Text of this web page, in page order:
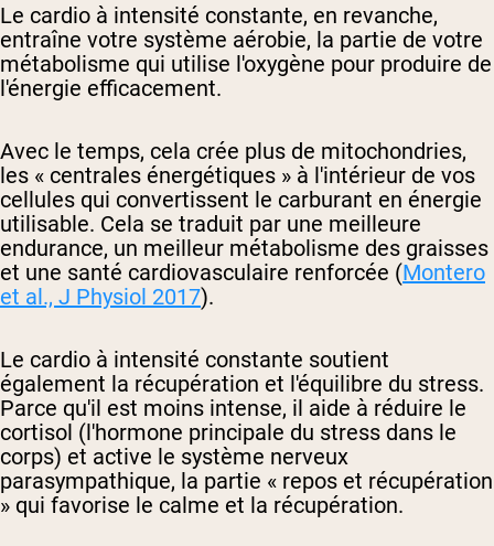
Le cardio à intensité constante, en revanche,
entraîne votre système aérobie, la partie de votre
métabolisme qui utilise l'oxygène pour produire de
l'énergie efficacement.
Avec le temps, cela crée plus de mitochondries,
les « centrales énergétiques » à l'intérieur de vos
cellules qui convertissent le carburant en énergie
utilisable. Cela se traduit par une meilleure
endurance, un meilleur métabolisme des graisses
et une santé cardiovasculaire renforcée (Montero
et al., J Physiol 2017).
Le cardio à intensité constante soutient
également la récupération et l'équilibre du stress.
Parce qu'il est moins intense, il aide à réduire le
cortisol (l'hormone principale du stress dans le
corps) et active le système nerveux
parasympathique, la partie « repos et récupération
» qui favorise le calme et la récupération.